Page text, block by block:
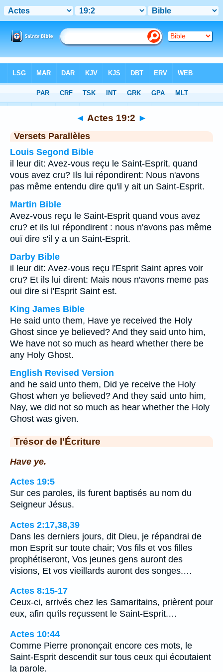
Chapitre 19> Verset 2
◄ Actes 19:2 ►
Versets Parallèles
Louis Segond Bible
il leur dit: Avez-vous reçu le Saint-Esprit, quand
vous avez cru? Ils lui répondirent: Nous n'avons
pas même entendu dire qu'il y ait un Saint-Esprit.
Martin Bible
Avez-vous reçu le Saint-Esprit quand vous avez
cru? et ils lui répondirent : nous n'avons pas même
ouï dire s'il y a un Saint-Esprit.
Darby Bible
il leur dit: Avez-vous reçu l'Esprit Saint apres voir
cru? Et ils lui dirent: Mais nous n'avons meme pas
oui dire si l'Esprit Saint est.
King James Bible
He said unto them, Have ye received the Holy
Ghost since ye believed? And they said unto him,
We have not so much as heard whether there be
any Holy Ghost.
English Revised Version
and he said unto them, Did ye receive the Holy
Ghost when ye believed? And they said unto him,
Nay, we did not so much as hear whether the Holy
Ghost was given.
Trésor de l'Écriture
Have ye.
Actes 19:5
Sur ces paroles, ils furent baptisés au nom du
Seigneur Jésus.
Actes 2:17,38,39
Dans les derniers jours, dit Dieu, je répandrai de
mon Esprit sur toute chair; Vos fils et vos filles
prophétiseront, Vos jeunes gens auront des
visions, Et vos vieillards auront des songes.…
Actes 8:15-17
Ceux-ci, arrivés chez les Samaritains, prièrent pour
eux, afin qu'ils reçussent le Saint-Esprit.…
Actes 10:44
Comme Pierre prononçait encore ces mots, le
Saint-Esprit descendit sur tous ceux qui écoutaient
la parole.